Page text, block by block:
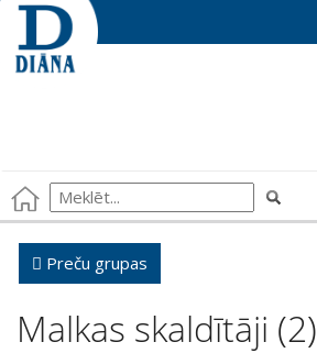
Preču grupas
Malkas skaldītāji (2)